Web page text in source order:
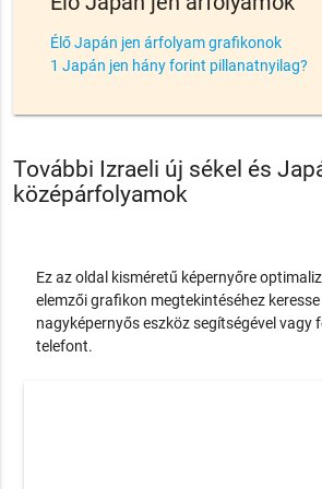
Élő Japán jen árfolyam grafikonok
1 Japán jen hány forint pillanatnyilag?
További Izraeli új sékel és
középárfolyamok
Ez az oldal kisméretű képernyőre
elemzői grafikon megtekintéséhez
nagyképernyős eszköz segítségével vagy
telefont.